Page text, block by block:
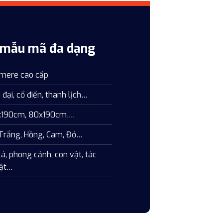
mã đa dạng
cao cấp
đại, cổ điển, thanh lịch…
80x190cm….
Hồng, Cam, Đỏ…
phong cảnh, con vật, tác